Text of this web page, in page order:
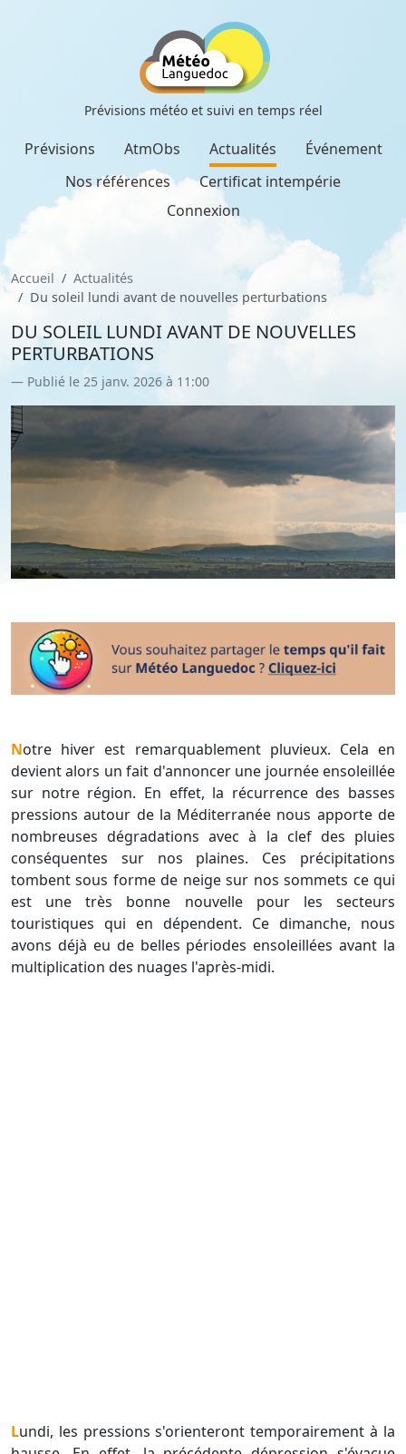
Prévisions météo et suivi en temps réel
Prévisions AtmObs Actualités
Événement
Nos références
Certificat intempérie
Connexion
Accueil
Actualités
Du soleil lundi avant de nouvelles perturbations
DU SOLEIL LUNDI AVANT DE NOUVELLES
PERTURBATIONS
Publié le 25 janv. 2026 à 11:00
Notre hiver est remarquablement pluvieux. Cela en
devient alors un fait d'annoncer une journée ensoleillée
sur notre région. En effet, la récurrence des basses
pressions autour de la Méditerranée nous apporte de
nombreuses dégradations avec à la clef des pluies
conséquentes sur nos plaines. Ces précipitations
tombent sous forme de neige sur nos sommets ce qui
est une très bonne nouvelle pour les secteurs
touristiques qui en dépendent. Ce dimanche, nous
avons déjà eu de belles périodes ensoleillées avant la
multiplication des nuages l'après-midi.
Lundi, les pressions s'orienteront temporairement à la